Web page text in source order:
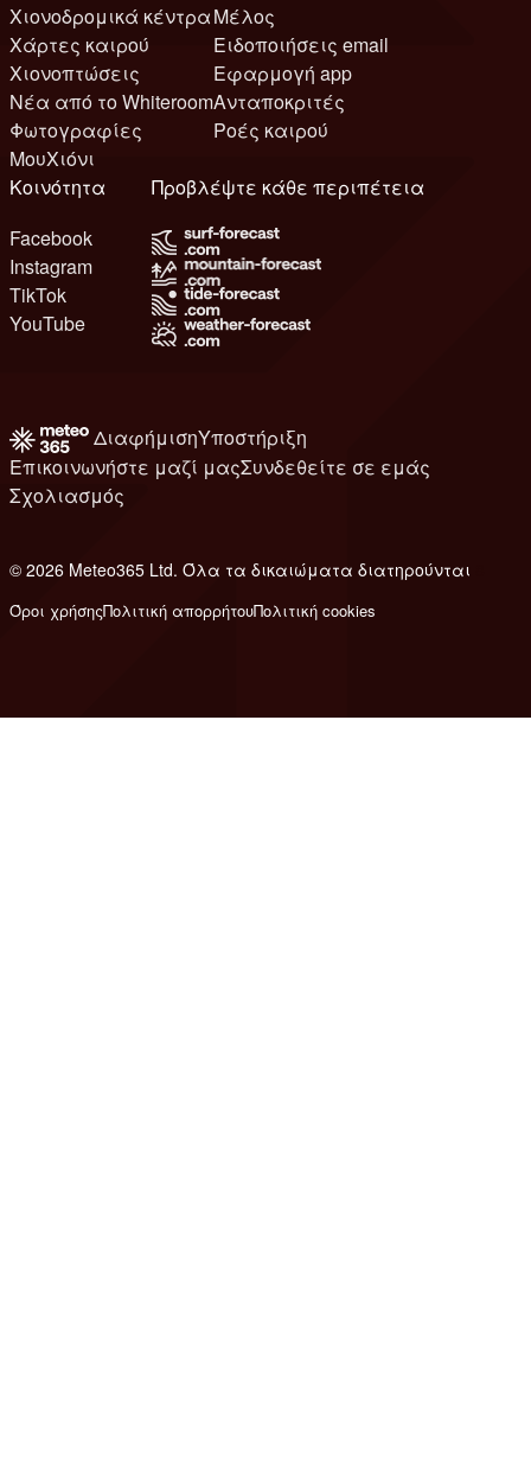
Χιονοδρομικά κέντρα
Χάρτες καιρού
Χιονοπτώσεις
Νέα από το Whiteroom
Φωτογραφίες
ΜουΧιόνι
Μέλος
Ειδοποιήσεις email
Εφαρμογή app
Ανταποκριτές
Ροές καιρού
Κοινότητα
Facebook
Instagram
TikTok
YouTube
Προβλέψτε κάθε περιπέτεια
ΔιαφήμισηΥποστήριξη
Επικοινωνήστε μαζί μαςΣυνδεθείτε σε εμάς
Σχολιασμός
© 2026 Meteo365 Ltd. Όλα τα δικαιώματα διατηρούνται
Όροι χρήσηςΠολιτική απορρήτουΠολιτική cookies